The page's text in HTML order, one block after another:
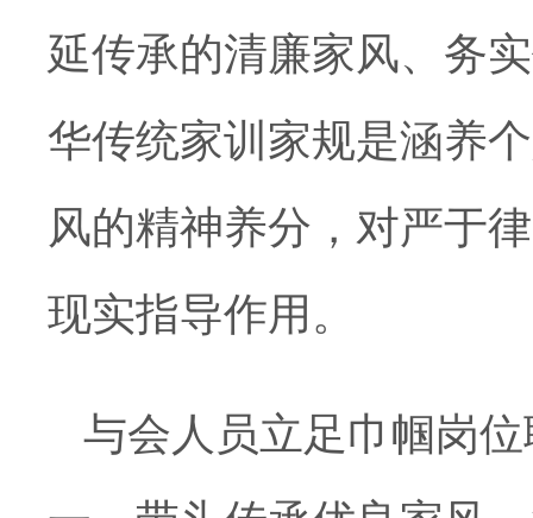
延传承的清廉家风、务
华传统家训家规是涵养
风的精神养分，对严于
现实指导作用。
与会 人员立足巾帼岗